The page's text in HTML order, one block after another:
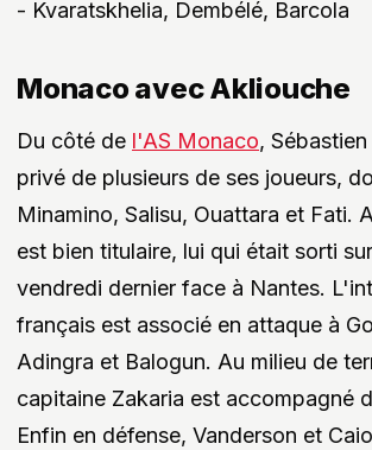
- Kvaratskhelia, Dembélé, Barcola
Monaco avec Akliouche
Du côté de l'AS Monaco,
privé de plusieurs de ses joueurs,
Minamino, Salisu, Ouattara et Fati.
est bien titulaire, lui qui était sorti
vendredi dernier face à Nantes.
français est associé en attaque à
Adingra et Balogun. Au milieu de
capitaine Zakaria est accompagné
Enfin en défense, Vanderson et